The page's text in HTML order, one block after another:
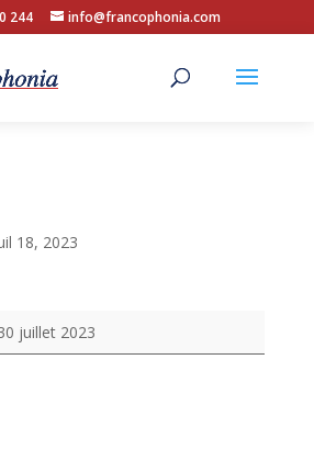
244 info@francophonia.com
18, 2023
juillet 2023